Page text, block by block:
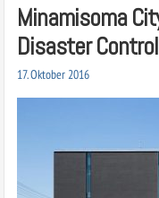
Minamisoma
Disaster
17. Oktober 2016